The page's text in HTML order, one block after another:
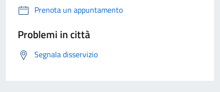
Prenota un appuntamento
Problemi in città
Segnala disservizio